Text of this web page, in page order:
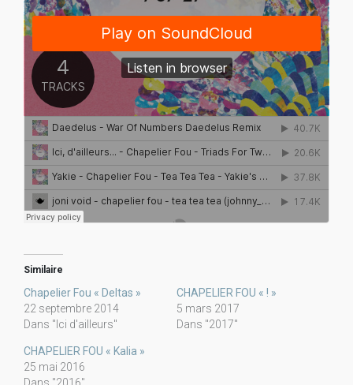
Similaire
Chapelier Fou « Deltas »
22 septembre 2014
Dans "Ici d'ailleurs"
CHAPELIER FOU « ! »
5 mars 2017
Dans "2017"
CHAPELIER FOU « Kalia »
25 mai 2016